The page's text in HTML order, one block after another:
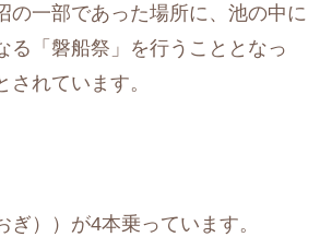
の一部であった場所に、池の中に
る「磐船祭」を行うこととなっ
れています。
））が4本乗っています。